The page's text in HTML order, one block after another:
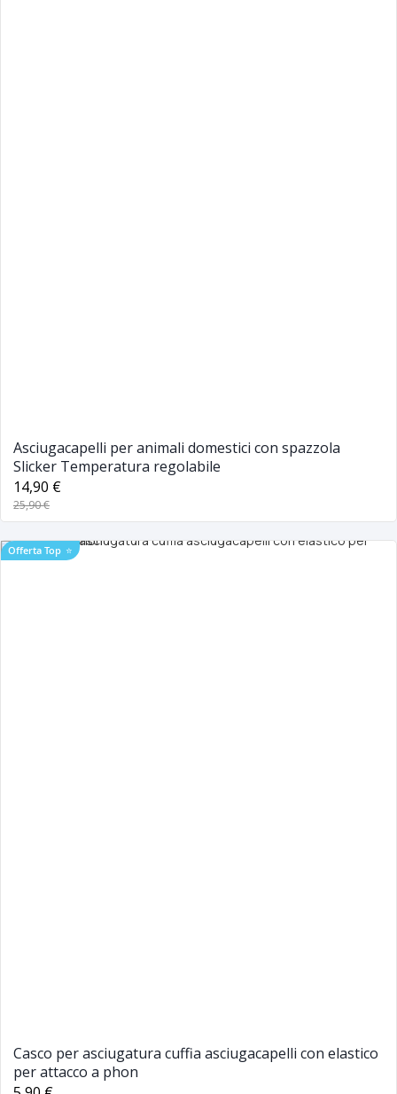
Asciugacapelli per animali domestici con spazzola
Slicker Temperatura regolabile
14,90 €
25,90 €
Offerta Top ⭐
Casco per asciugatura cuffia asciugacapelli con elastico
per attacco a phon